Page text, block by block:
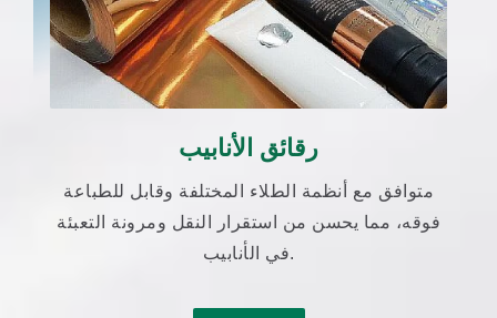
رقائق الأنابيب
متوافق مع أنظمة الطلاء المختلفة وقابل للطباعة
فوقه، مما يحسن من استقرار النقل ومرونة التعبئة
في الأنابيب.